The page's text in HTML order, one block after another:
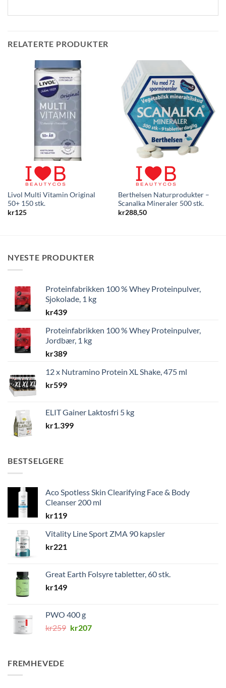
RELATERTE PRODUKTER
Livol Multi Vitamin Original
50+ 150 stk.
kr125
Berthelsen Naturprodukter –
Scanalka Mineraler 500 stk.
kr288,50
NYESTE PRODUKTER
Proteinfabrikken 100 % Whey Proteinpulver,
Sjokolade, 1 kg
kr439
Proteinfabrikken 100 % Whey Proteinpulver,
Jordbær, 1 kg
kr389
12 x Nutramino Protein XL Shake, 475 ml
kr599
ELIT Gainer Laktosfri 5 kg
kr1.399
BESTSELGERE
Aco Spotless Skin Clearifying Face & Body
Cleanser 200 ml
kr119
Vitality Line Sport ZMA 90 kapsler
kr221
Great Earth Folsyre tabletter, 60 stk.
kr149
PWO 400 g
kr259 Opprinnelig
kr207Nåværende
FREMHEVEDE